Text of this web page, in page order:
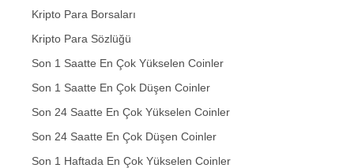
Kripto Para Borsaları
Kripto Para Sözlüğü
Son 1 Saatte En Çok Yükselen Coinler
Son 1 Saatte En Çok Düşen Coinler
Son 24 Saatte En Çok Yükselen Coinler
Son 24 Saatte En Çok Düşen Coinler
Son 1 Haftada En Çok Yükselen Coinler